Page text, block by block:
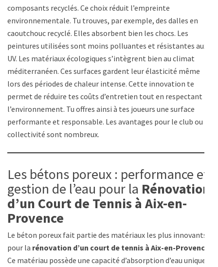
composants recyclés. Ce choix réduit l’empreinte
environnementale. Tu trouves, par exemple, des dalles en
caoutchouc recyclé. Elles absorbent bien les chocs. Les
peintures utilisées sont moins polluantes et résistantes aux
UV. Les matériaux écologiques s’intègrent bien au climat
méditerranéen. Ces surfaces gardent leur élasticité même
lors des périodes de chaleur intense. Cette innovation te
permet de réduire tes coûts d’entretien tout en respectant
l’environnement. Tu offres ainsi à tes joueurs une surface
performante et responsable. Les avantages pour le club ou la
collectivité sont nombreux.
Les bétons poreux : performance et
gestion de l’eau pour la Rénovation
d’un Court de Tennis à Aix-en-
Provence
Le béton poreux fait partie des matériaux les plus innovants
pour la rénovation d’un court de tennis à Aix-en-Provence
Ce matériau possède une capacité d’absorption d’eau unique.